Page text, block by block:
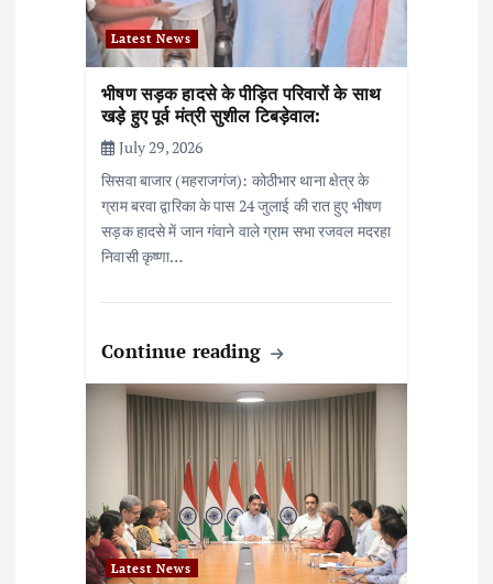
Latest News
भीषण सड़क हादसे के पीड़ित परिवारों के साथ
खड़े हुए पूर्व मंत्री सुशील टिबड़ेवाल:
July 29, 2026
सिसवा बाजार (महराजगंज): कोठीभार थाना क्षेत्र के
ग्राम बरवा द्वारिका के पास 24 जुलाई की रात हुए भीषण
सड़क हादसे में जान गंवाने वाले ग्राम सभा रजवल मदरहा
निवासी कृष्णा…
Continue reading
Latest News